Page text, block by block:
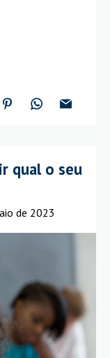
qual o seu
de 2023